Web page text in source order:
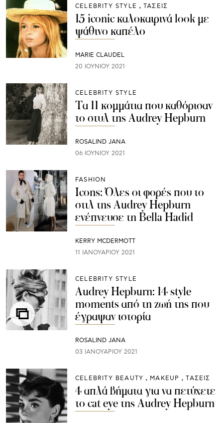
CELEBRITY STYLE ΤΑΣΕΙΣ
15 iconic καλοκαιρινά look με
ψάθινο καπέλο
MARIE CLAUDEL
20 ΙΟΥΝΊΟΥ 2021
CELEBRITY STYLE
Τα 11 κομμάτια που καθόρισαν
το στυλ της Audrey Hepburn
ROSALIND JANA
06 ΙΟΥΝΊΟΥ 2021
FASHION
Icons: Όλες οι φορές που το
στιλ της Audrey Hepburn
ενέπνευσε τη Bella Hadid
KERRY MCDERMOTT
11 ΙΑΝΟΥΑΡΊΟΥ 2021
CELEBRITY STYLE
Audrey Hepburn: 14 style
moments από τη ζωή της που
έγραψαν ιστορία
ROSALIND JANA
03 ΙΑΝΟΥΑΡΊΟΥ 2021
CELEBRITY BEAUTY ΜAKEUP ΤΑΣΕΙΣ
4 απλά βήματα για να πετύχετε
το cat eye της Audrey Hepburn